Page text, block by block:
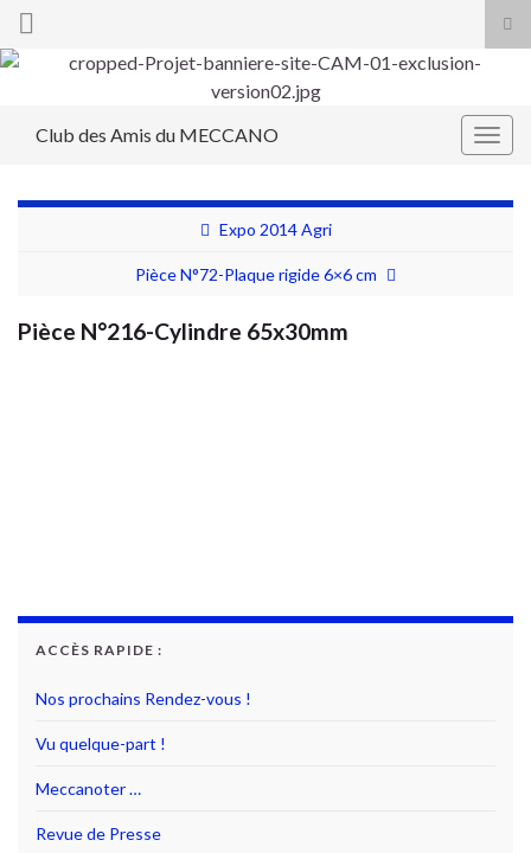
Search for:
Club des Amis du MECCANO
Expo 2014 Agri
Pièce N°72-Plaque rigide 6×6 cm
Pièce N°216-Cylindre 65x30mm
ACCÈS RAPIDE :
Nos prochains Rendez-vous !
Vu quelque-part !
Meccanoter …
Revue de Presse